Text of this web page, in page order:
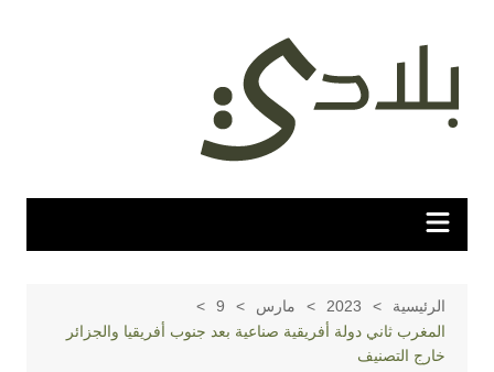
المحتوى
الرئيسية 2023 مارس
9
المغرب ثاني دولة أفريقية صناعية بعد جنوب أفريقيا والجزائر
خارج التصنيف